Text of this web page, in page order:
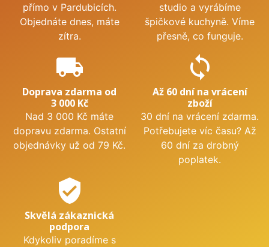
přímo v Pardubicích.
Objednáte dnes, máte
zítra.
studio a vyrábíme
špičkové kuchyně. Víme
přesně, co funguje.
local_shipping
Doprava zdarma od
3 000 Kč
Nad 3 000 Kč máte
dopravu zdarma. Ostatní
objednávky už od 79 Kč.
sync
Až 60 dní na vrácení
zboží
30 dní na vrácení zdarma.
Potřebujete víc času? Až
60 dní za drobný
poplatek.
verified_user
Skvělá zákaznická
podpora
Kdykoliv poradíme s